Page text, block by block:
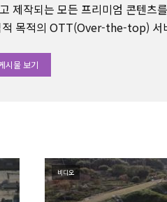
제작되는 모든 프리미엄 콘텐츠
적 목적의 OTT(Over-the-top) 서
시물 보기
비디오